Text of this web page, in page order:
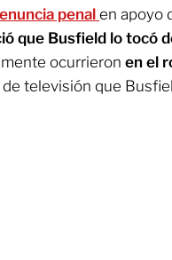
penal en apoyo
que Busfield lo tocó
ocurrieron en el
de televisión que